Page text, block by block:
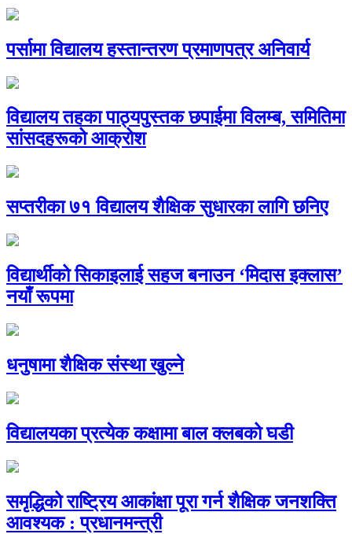
पर्सामा विद्यालय हस्तान्तरण प्रमाणपत्र अनिवार्य
विद्यालय तहका पाठ्यपुस्तक छपाईमा विलम्ब, समितिमा
सांसदहरूको आक्रोश
सप्तरीका ७१ विद्यालय शैक्षिक सुधारका लागि छनिए
विद्यार्थीको सिकाइलाई सहज बनाउन ‘मिदास इक्लास’
नयाँ रूपमा
धनुषामा शैक्षिक संस्था खुल्ने
विद्यालयका प्रत्येक कक्षामा बाल क्लबको घडी
समृद्धिको राष्ट्रिय आकांक्षा पूरा गर्न शैक्षिक जनशक्ति
आवश्यक : प्रधानमन्त्री